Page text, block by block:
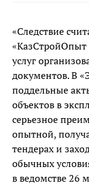
«Следствие
«КазСтройОпыт
услуг
документов. В
поддельные
объектов в
серьезное
опытной,
тендерах и
обычных
в ведомстве 26